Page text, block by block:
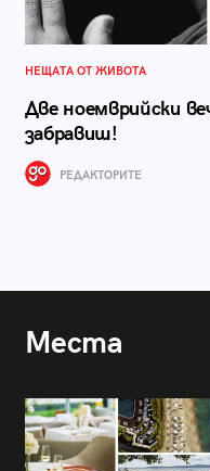
НЕЩАТА ОТ ЖИВОТА
Две ноемврийски
забравиш!
РЕДАКТОРИТЕ
Места